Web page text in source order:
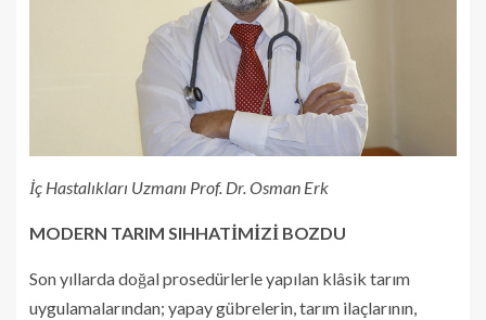
İç Hastalıkları Uzmanı Prof. Dr. Osman Erk
MODERN TARIM SIHHATİMİZİ BOZDU
Son yıllarda doğal prosedürlerle yapılan klâsik tarım
uygulamalarından; yapay gübrelerin, tarım ilaçlarının,